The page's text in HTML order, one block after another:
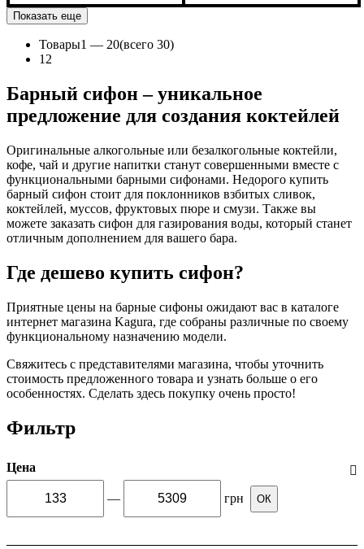
Показать еще
Товары1 — 20(всего 30)
1 2
Барный сифон – уникальное
предложение для создания коктейлей
Оригинальные алкогольные или безалкогольные коктейли,
кофе, чай и другие напитки станут совершенными вместе с
функциональными барными сифонами. Недорого купить
барный сифон стоит для поклонников взбитых сливок,
коктейлей, муссов, фруктовых пюре и смузи. Также вы
можете заказать сифон для газирования воды, который станет
отличным дополнением для вашего бара.
Где дешево купить сифон?
Приятные цены на барные сифоны ожидают вас в каталоге
интернет магазина Kagura, где собраны различные по своему
функциональному назначению модели.
Свяжитесь с представителями магазина, чтобы уточнить
стоимость предложенного товара и узнать больше о его
особенностях. Сделать здесь покупку очень просто!
Фильтр
Цена
— грн ОК